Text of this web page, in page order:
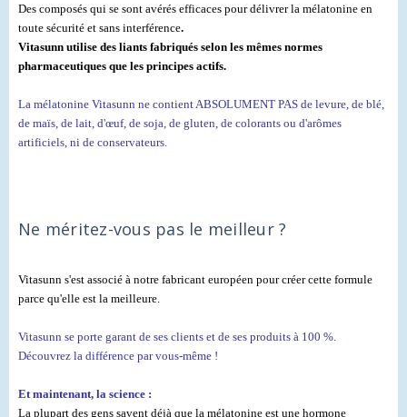
Des composés qui se sont avérés efficaces pour délivrer la mélatonine en
toute sécurité et sans interférence.
Vitasunn utilise des liants fabriqués selon les mêmes normes
pharmaceutiques que les principes actifs.
La mélatonine Vitasunn ne contient ABSOLUMENT PAS de levure, de blé,
de maïs, de lait, d'œuf, de soja, de gluten, de colorants ou d'arômes
artificiels, ni de conservateurs.
Ne méritez-vous pas le meilleur ?
Vitasunn s'est associé à notre fabricant européen pour créer cette formule
parce qu'elle est la meilleure.
Vitasunn se porte garant de ses clients et de ses produits à 100 %.
Découvrez la différence par vous-même !
Et maintenant, la science :
La plupart des gens savent déjà que la mélatonine est une hormone